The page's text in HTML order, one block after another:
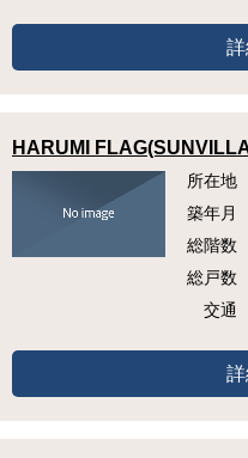
HARUMI
所在地
築年月
総階数
総戸数
交通